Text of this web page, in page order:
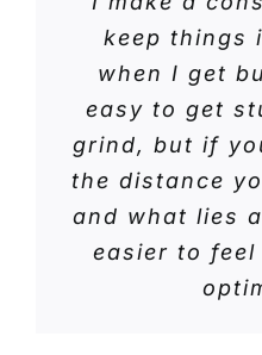
keep things
when I get
easy to get
grind, but if
the distance
and what lies
easier to